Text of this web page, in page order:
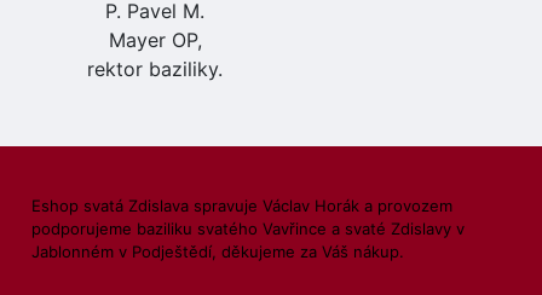
P. Pavel M.
Mayer OP,
rektor baziliky.
Eshop svatá Zdislava spravuje Václav Horák a provozem
podporujeme baziliku svatého Vavřince a svaté Zdislavy v
Jablonném v Podještědí, děkujeme za Váš nákup.